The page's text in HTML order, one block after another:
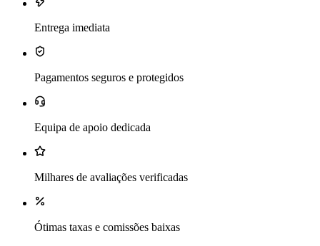
Entrega imediata
Pagamentos seguros e protegidos
Equipa de apoio dedicada
Milhares de avaliações verificadas
Ótimas taxas e comissões baixas